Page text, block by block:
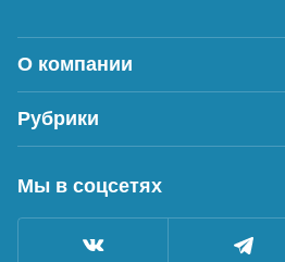
О компании
Рубрики
Мы в соцсетях